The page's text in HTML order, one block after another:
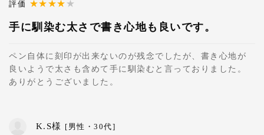
手に馴染む太さで書き心地も良いです。
ペン自体に刻印が出来ないのが残念でしたが、書き心地が
良いようで太さも含めて手に馴染むと言っておりました。
ありがとうございました。
K.S様 [男性・30代]